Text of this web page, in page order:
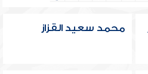
محمد سعيد القزاز